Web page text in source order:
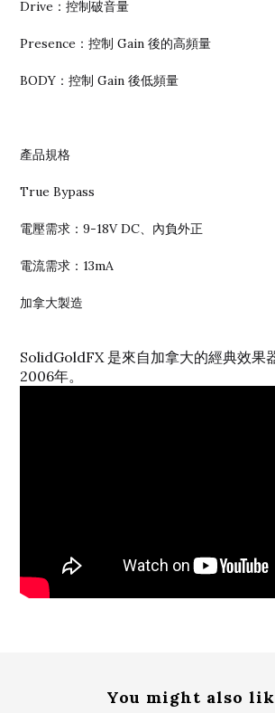
Drive：控制破音量
Presence：控制 Gain 後的高頻量
BODY：控制 Gain 後低頻量
產品規格
True Bypass
電壓需求：9-18V DC、內負外正
電流需求：13mA
加拿大製造
SolidGoldFX 是來自加拿大的經典效果
2006年。
You might also